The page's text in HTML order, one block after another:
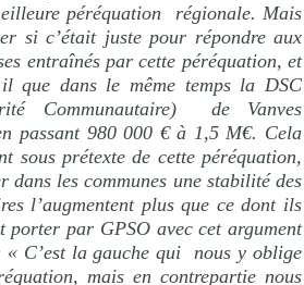
péréquation
régionale. Mais
si c’était juste pour répondre aux
entraînés par cette péréquation, et
que dans le même temps la DSC
Communautaire)
de Vanves
passant 980 000 € à 1,5 M€. Cela
sous prétexte de cette péréquation,
dans les communes une stabilité des
l’augmentent plus que ce dont ils
porter par GPSO avec cet argument
C’est la gauche qui
nous y oblige
mais en contrepartie nous